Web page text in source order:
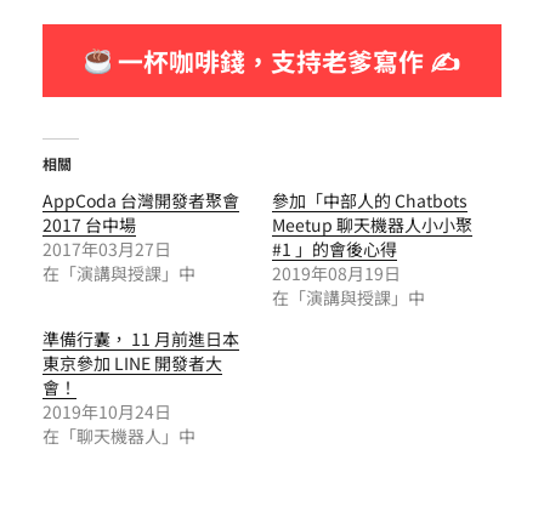
一杯咖啡錢，支持老爹寫作 ✍
相關
AppCoda 台灣開發者聚會
2017 台中場
2017年03月27日
在「演講與授課」中
參加「中部人的 Chatbots
Meetup 聊天機器人小小聚
#1 」的會後心得
2019年08月19日
在「演講與授課」中
準備行囊， 11 月前進日本
東京參加 LINE 開發者大
會！
2019年10月24日
在「聊天機器人」中